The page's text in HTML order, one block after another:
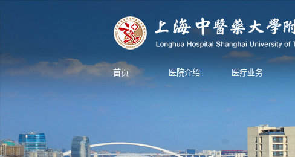
首页 医院介绍 医疗业务